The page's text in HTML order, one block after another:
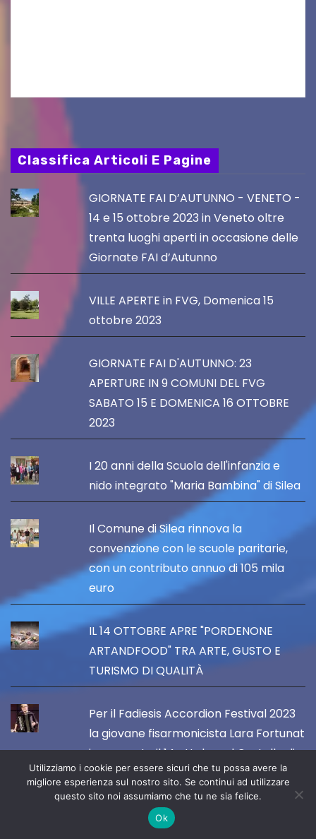
Classifica Articoli E Pagine
GIORNATE FAI D’AUTUNNO - VENETO -
14 e 15 ottobre 2023 in Veneto oltre
trenta luoghi aperti in occasione delle
Giornate FAI d’Autunno
VILLE APERTE in FVG, Domenica 15
ottobre 2023
GIORNATE FAI D'AUTUNNO: 23
APERTURE IN 9 COMUNI DEL FVG
SABATO 15 E DOMENICA 16 OTTOBRE
2023
I 20 anni della Scuola dell'infanzia e
nido integrato "Maria Bambina" di Silea
Il Comune di Silea rinnova la
convenzione con le scuole paritarie,
con un contributo annuo di 105 mila
euro
IL 14 OTTOBRE APRE "PORDENONE
ARTANDFOOD" TRA ARTE, GUSTO E
TURISMO DI QUALITÀ
Per il Fadiesis Accordion Festival 2023
la giovane fisarmonicista Lara Fortunat
in concerto il 14 ottobre al Castello di
Villalta a Fagagna
Esce il nuovo romanzo di Mario Pini, dal
Utilizziamo i cookie per essere sicuri che tu possa avere la
migliore esperienza sul nostro sito. Se continui ad utilizzare
questo sito noi assumiamo che tu ne sia felice.
Ok